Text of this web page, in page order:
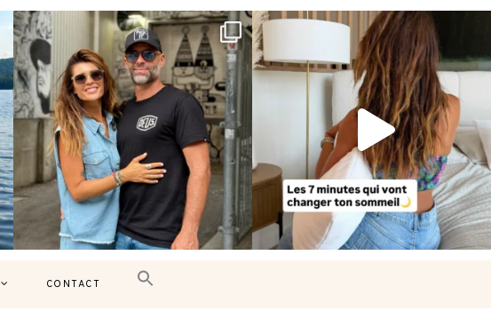
Montréal, une très belle surprise 🇨🇦
J’ai...
442
Le sommeil est essentiel à notre bien-
être… et...
102 14
CONTACT